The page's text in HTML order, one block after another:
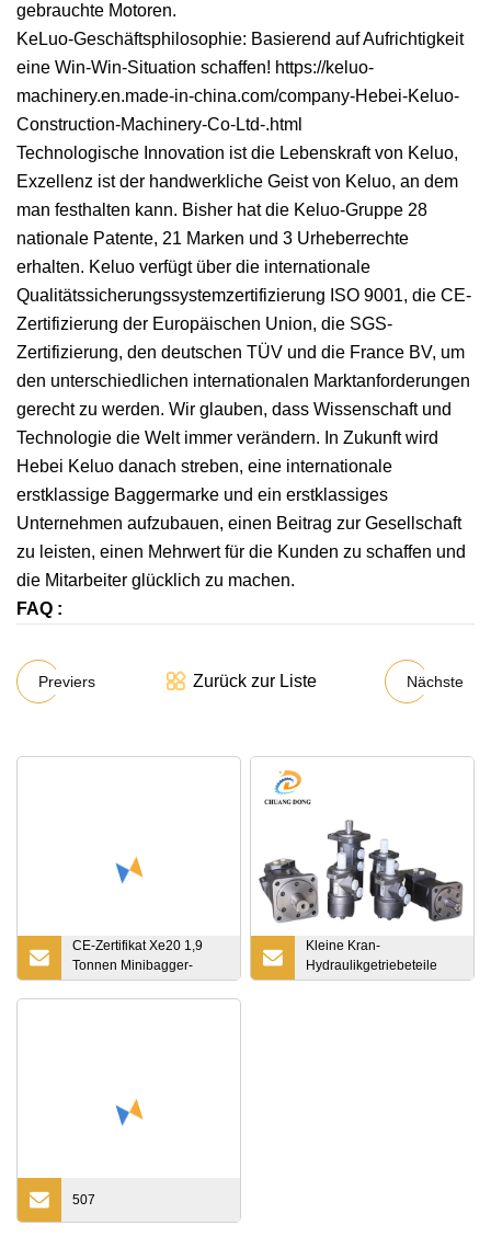
gebrauchte Motoren.
KeLuo-Geschäftsphilosophie: Basierend auf Aufrichtigkeit
eine Win-Win-Situation schaffen! https://keluo-
machinery.en.made-in-china.com/company-Hebei-Keluo-
Construction-Machinery-Co-Ltd-.html
Technologische Innovation ist die Lebenskraft von Keluo,
Exzellenz ist der handwerkliche Geist von Keluo, an dem
man festhalten kann. Bisher hat die Keluo-Gruppe 28
nationale Patente, 21 Marken und 3 Urheberrechte
erhalten. Keluo verfügt über die internationale
Qualitätssicherungssystemzertifizierung ISO 9001, die CE-
Zertifizierung der Europäischen Union, die SGS-
Zertifizierung, den deutschen TÜV und die France BV, um
den unterschiedlichen internationalen Marktanforderungen
gerecht zu werden. Wir glauben, dass Wissenschaft und
Technologie die Welt immer verändern. In Zukunft wird
Hebei Keluo danach streben, eine internationale
erstklassige Baggermarke und ein erstklassiges
Unternehmen aufzubauen, einen Beitrag zur Gesellschaft
zu leisten, einen Mehrwert für die Kunden zu schaffen und
die Mitarbeiter glücklich zu machen.
FAQ :
Previers Zurück zur Liste Nächste
CE-Zertifikat Xe20 1,9
Tonnen Minibagger-
Radbagger ohne
Kleine Kran-
Hydraulikgetriebeteile
Orbital-Zykloiden-
507